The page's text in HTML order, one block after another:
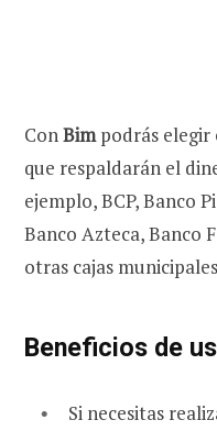
ConBimpodrás elegir
que respaldarán el
ejemplo, BCP, Banco
Banco Azteca, Banco
otras cajas
Beneficios de
Si necesitas